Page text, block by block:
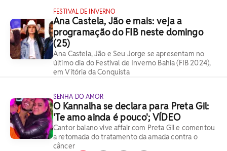
FESTIVAL DE INVERNO
Ana Castela, Jão e mais: veja a
programação do FIB neste domingo
(25)
Ana Castela, Jão e Seu Jorge se apresentam no
último dia do Festival de Inverno Bahia (FIB 2024),
em Vitória da Conquista
SENHA DO AMOR
O Kannalha se declara para Preta Gil:
'Te amo ainda é pouco'; VÍDEO
Cantor baiano vive affair com Preta Gil e comentou
a retomada do tratamento da amada contra o
câncer